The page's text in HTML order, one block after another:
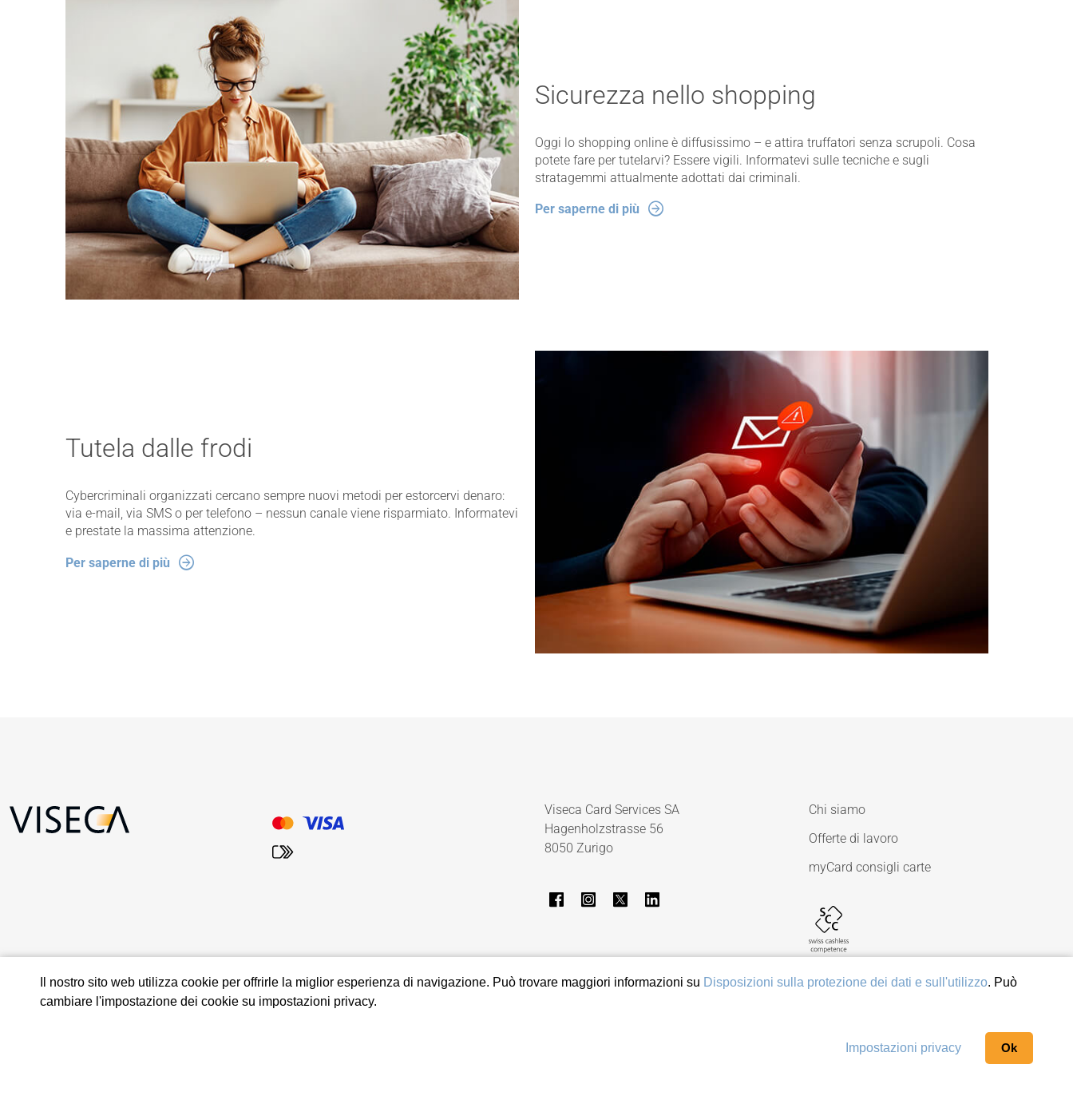
Il nostro sito web utilizza cookie per offrirle la miglior esperienza di navigazione. Può trovare maggiori informazioni su Disposizioni sulla protezione dei dati e sull'utilizzo. Può
cambiare l'impostazione dei cookie su impostazioni privacy.
Impostazioni privacy Ok
Sicurezza nello shopping
Oggi lo shopping online è diffusissimo – e attira truffatori senza scrupoli. Cosa
potete fare per tutelarvi? Essere vigili. Informatevi sulle tecniche e sugli
stratagemmi attualmente adottati dai criminali.
Per saperne di più
Tutela dalle frodi
Cybercriminali organizzati cercano sempre nuovi metodi per estorcervi denaro:
via e-mail, via SMS o per telefono – nessun canale viene risparmiato. Informatevi
e prestate la massima attenzione.
Per saperne di più
Viseca Card Services SA
Hagenholzstrasse 56
8050 Zurigo
Chi siamo
Offerte di lavoro
myCard consigli carte